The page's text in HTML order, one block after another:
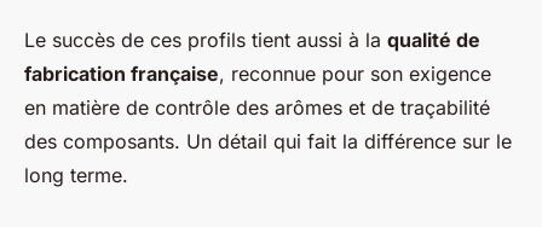
Le succès de ces profils tient aussi à la qualité de
fabrication française, reconnue pour son exigence
en matière de contrôle des arômes et de traçabilité
des composants. Un détail qui fait la différence sur le
long terme.